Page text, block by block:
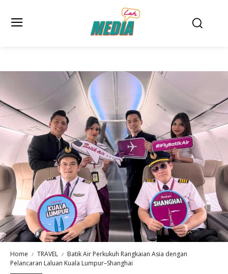
Home TRAVEL
Batik Air Perkukuh Rangkaian Asia dengan
Pelancaran Laluan Kuala Lumpur–Shanghai